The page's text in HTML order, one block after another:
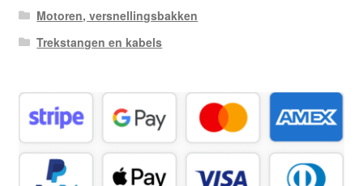
Motoren, versnellingsbakken
Trekstangen en kabels